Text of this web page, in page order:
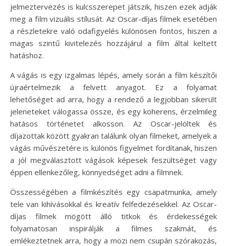
jelmeztervezés is kulcsszerepet játszik, hiszen ezek adják
meg a film vizuális stílusát. Az Oscar-díjas filmek esetében
a részletekre való odafigyelés különösen fontos, hiszen a
magas szintű kivitelezés hozzájárul a film által keltett
hatáshoz.
A vágás is egy izgalmas lépés, amely során a film készítői
újraértelmezik a felvett anyagot. Ez a folyamat
lehetőséget ad arra, hogy a rendező a legjobban sikerült
jeleneteket válogassa össze, és egy koherens, érzelmileg
hatásos történetet alkosson. Az Oscar-jelöltek és
díjazottak között gyakran találunk olyan filmeket, amelyek a
vágás művészetére is különös figyelmet fordítanak, hiszen
a jól megválasztott vágások képesek feszültséget vagy
éppen ellenkezőleg, könnyedséget adni a filmnek.
Összességében a filmkészítés egy csapatmunka, amely
tele van kihívásokkal és kreatív felfedezésekkel. Az Oscar-
díjas filmek mögött álló titkok és érdekességek
folyamatosan inspirálják a filmes szakmát, és
emlékeztetnek arra, hogy a mozi nem csupán szórakozás,